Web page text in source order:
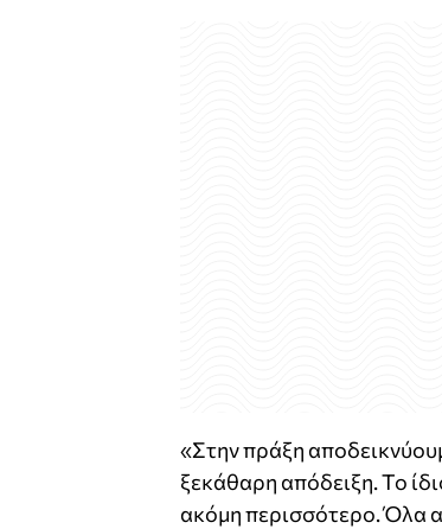
«Στην πράξη
ξεκάθαρη απόδειξη. Το
ακόμη περισσότερο. Όλα